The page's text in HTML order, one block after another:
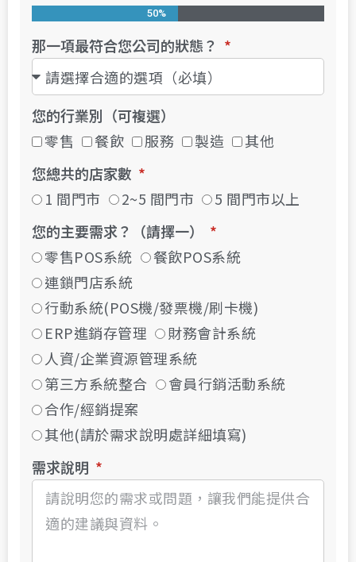
50%
那一項最符合您公司的狀態？
您的行業別（可複選）
零售
餐飲 服務 製造
其他
您總共的店家數
1 間門市
2~5 間門市
5 間門市以上
您的主要需求？（請擇一）
零售POS系統
餐飲POS系統
連鎖門店系統
行動系統(POS機/發票機/刷卡機)
ERP進銷存管理
財務會計系統
人資/企業資源管理系統
第三方系統整合
會員行銷活動系統
合作/經銷提案
其他(請於需求說明處詳細填寫)
需求說明